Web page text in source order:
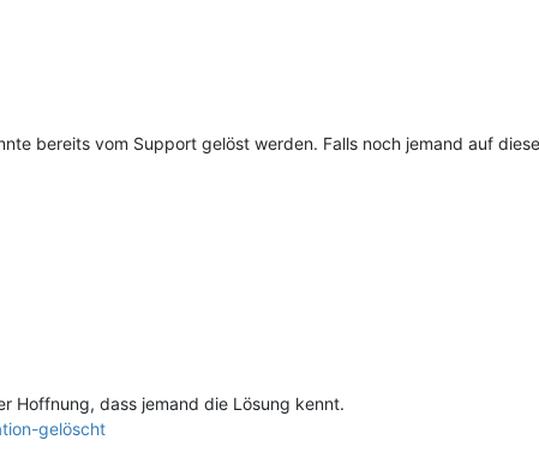
bereits vom Support gelöst werden. Falls noch jemand auf
Hoffnung, dass jemand die Lösung kennt.
gelöscht